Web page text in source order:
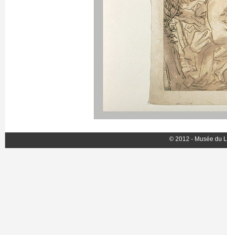
© 2012 - Musée du